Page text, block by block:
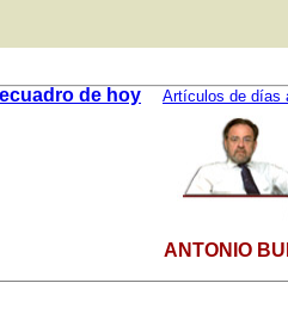
de hoy Artículos de días
ANTONIO